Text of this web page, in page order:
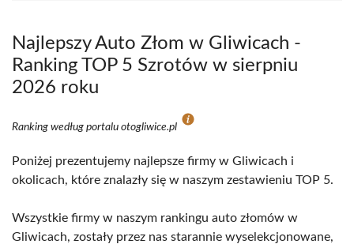
Najlepszy Auto Złom w Gliwicach -
Ranking TOP 5 Szrotów w sierpniu
2026 roku
Ranking według portalu otogliwice.pl
Poniżej prezentujemy najlepsze firmy w Gliwicach i
okolicach, które znalazły się w naszym zestawieniu TOP 5.
Wszystkie firmy w naszym rankingu auto złomów w
Gliwicach, zostały przez nas starannie wyselekcjonowane,